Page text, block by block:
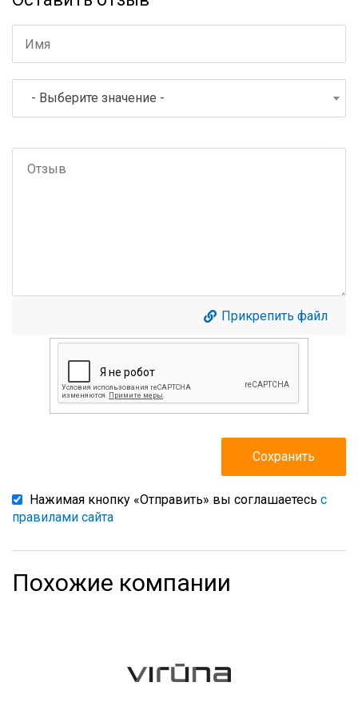
- Выберите значение -
Прикрепить файл
Нажимая кнопку «Отправить» вы соглашаетесь с
правилами сайта
Похожие компании